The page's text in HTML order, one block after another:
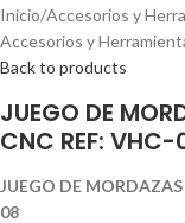
Inicio Accesorios y
Accesorios y
Back to products
JUEGO DE
CNC REF: VHC-
JUEGO DE
08